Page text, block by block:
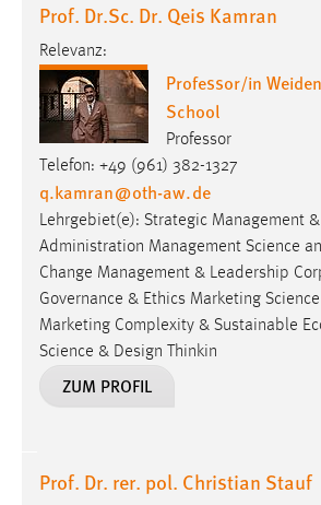
Prof. Dr.Sc. Dr. Qeis Kamran
Relevanz:
Professor/in
School
Professor
Telefon: +49 (961) 382-1327
q.kamran@oth-aw.de
Lehrgebiet(e): Strategic Management
Administration Management Science
Change Management & Leadership
Governance & Ethics Marketing
Marketing Complexity & Sustainable
Science & Design Thinkin
ZUM PROFIL
Prof. Dr. rer. pol. Christian Stauf